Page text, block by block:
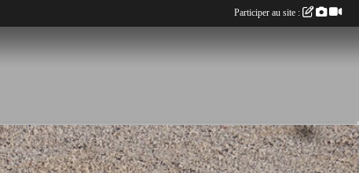
Participer au site :